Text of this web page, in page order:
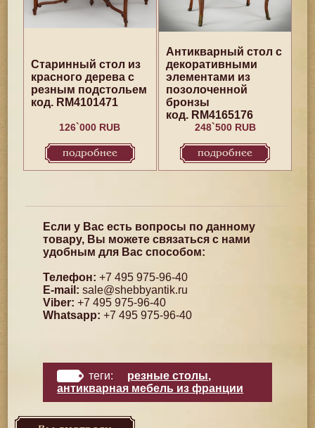
Старинный стол из
красного дерева с
резным подстольем
код. RM4101471
126`000 RUB
подробнее
Антикварный стол с
декоративными
элементами из
позолоченной
бронзы
код. RM4165176
248`500 RUB
подробнее
Если у Вас есть вопросы по данному
товару, Вы можете связаться с нами
удобным для Вас способом:
Телефон: +7 495 975-96-40
E-mail: sale@shebbyantik.ru
Viber: +7 495 975-96-40
Whatsapp: +7 495 975-96-40
теги: резные столы,
антикварная мебель из франции